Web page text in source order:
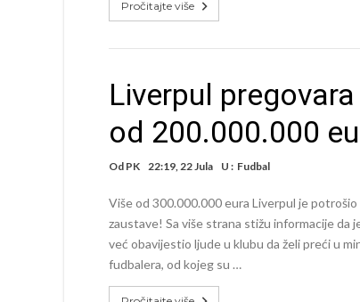
Pročitajte više
Liverpul
od 200.000.000
Od PK 22:19, 22 Jula U : Fudbal
Više od 300.000.000 eura Liverpul je
zaustave! Sa više strana stižu informacije da
već obavijestio ljude u klubu da želi preći u
fudbalera, od kojeg su …